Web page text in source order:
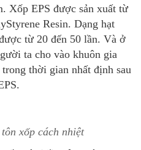
Xốp EPS được sản xuất từ
Resin. Dạng hạt
từ 20 đến 50 lần. Và ở
ta cho vào khuôn gia
thời gian nhất định sau
xốp cách nhiệt